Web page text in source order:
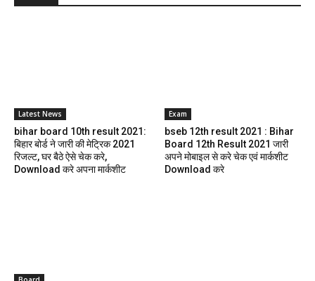
Latest News
bihar board 10th result 2021:
बिहार बोर्ड ने जारी की मेट्रिक 2021
रिजल्ट, घर बैठे ऐसे चेक करे,
Download करे अपना मार्कशीट
Exam
bseb 12th result 2021 : Bihar
Board 12th Result 2021 जारी
अपने मोबाइल से करे चेक एवं मार्कशीट
Download करे